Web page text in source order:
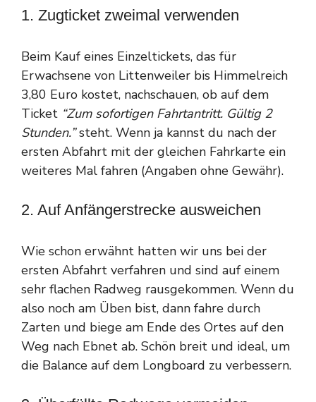
1. Zugticket zweimal verwenden
Beim Kauf eines Einzeltickets, das für
Erwachsene von Littenweiler bis Himmelreich
3,80 Euro kostet, nachschauen, ob auf dem
Ticket “Zum sofortigen Fahrtantritt. Gültig 2
Stunden.”steht. Wenn ja kannst du nach der
ersten Abfahrt mit der gleichen Fahrkarte ein
weiteres Mal fahren (Angaben ohne Gewähr).
2. Auf Anfängerstrecke ausweichen
Wie schon erwähnt hatten wir uns bei der
ersten Abfahrt verfahren und sind auf einem
sehr flachen Radweg rausgekommen. Wenn du
also noch am Üben bist, dann fahre durch
Zarten und biege am Ende des Ortes auf den
Weg nach Ebnet ab. Schön breit und ideal, um
die Balance auf dem Longboard zu verbessern.